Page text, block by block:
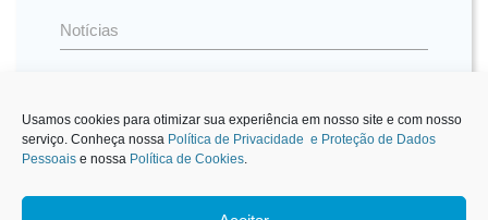
Usamos cookies para otimizar sua experiência em nosso site e com nosso
serviço. Conheça nossa Política de Privacidade e Proteção de Dados
Pessoais e nossa Política de Cookies.
Notícias